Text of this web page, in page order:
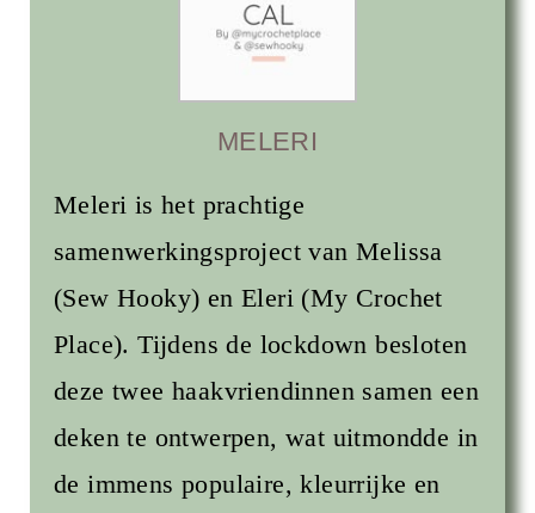
MELERI
Meleri is het prachtige
samenwerkingsproject van Melissa
(Sew Hooky) en Eleri (My Crochet
Place). Tijdens de lockdown besloten
deze twee haakvriendinnen samen een
deken te ontwerpen, wat uitmondde in
de immens populaire, kleurrijke en